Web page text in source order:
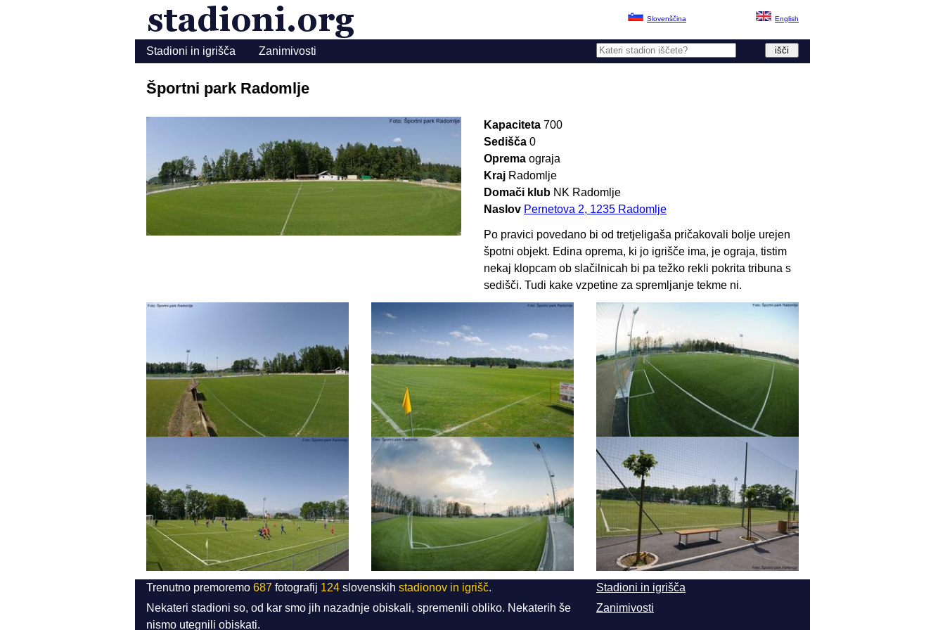
Slovenščina English
Stadioni in igrišča Zanimivosti
Športni park Radomlje
Kapaciteta 700
Sedišča 0
Oprema ograja
Kraj Radomlje
Domači klub NK Radomlje
Naslov Pernetova 2, 1235 Radomlje
Po pravici povedano bi od tretjeligaša pričakovali bolje urejen
špotni objekt. Edina oprema, ki jo igrišče ima, je ograja, tistim
nekaj klopcam ob slačilnicah bi pa težko rekli pokrita tribuna s
sedišči. Tudi kake vzpetine za spremljanje tekme ni.
Trenutno premoremo 687 fotografij 124 slovenskih stadionov in igrišč.
Nekateri stadioni so, od kar smo jih nazadnje obiskali, spremenili obliko. Nekaterih še
nismo utegnili obiskati.
Stadioni in igrišča
Zanimivosti